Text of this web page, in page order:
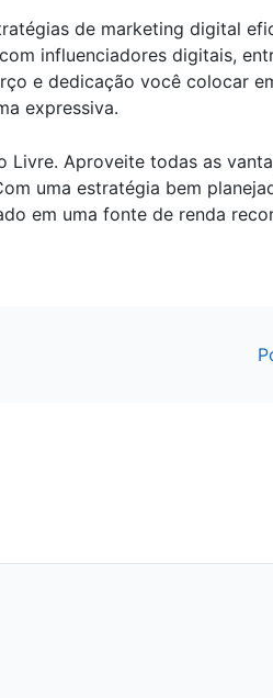
de marketing digital
influenciadores digitais,
e dedicação você colocar
expressiva.
Livre. Aproveite todas as
uma estratégia bem
em uma fonte de renda